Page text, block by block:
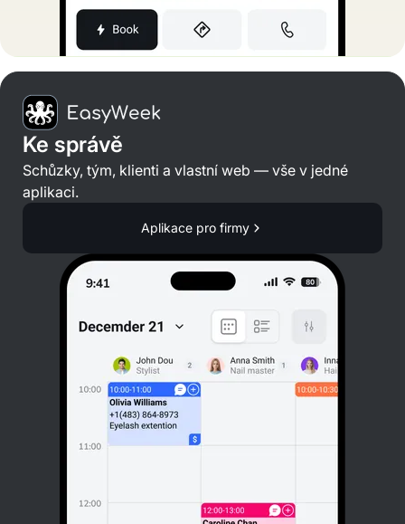
Ke správě
Schůzky, tým, klienti a vlastní web — vše v jedné
aplikaci.
Aplikace pro firmy